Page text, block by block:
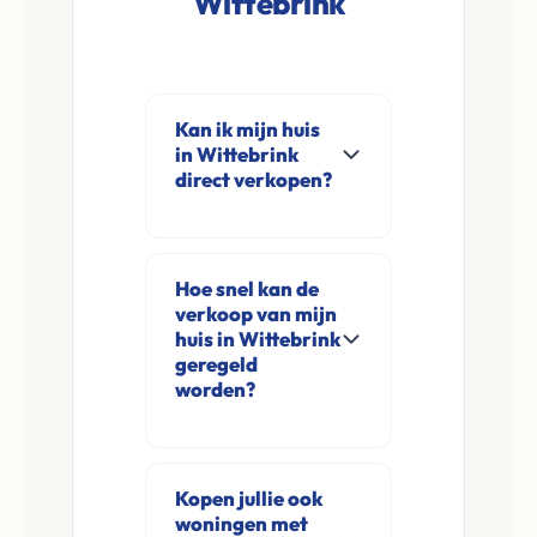
Kan ik mijn huis
in Wittebrink
direct verkopen?
direct aan in
Wittebrink en
omgeving. U
verkoopt
financieringsvoorbehoud
en zonder
Hoe snel kan de
verkoop van mijn
huis in Wittebrink
geregeld
worden?
aanvraag en
Kopen jullie ook
woningen met